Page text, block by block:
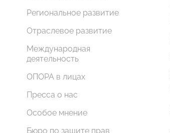
Региональное развитие
Отраслевое развитие
Международная
деятельность
ОПОРА в лицах
Пресса о нас
Особое мнение
Бюро по защите прав